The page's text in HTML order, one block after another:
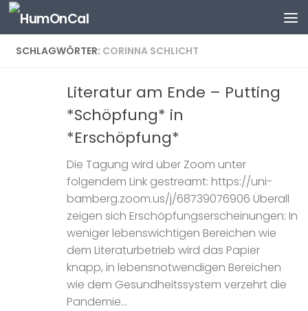
Zum Inhalt springen
SCHLAGWÖRTER: CORINNA SCHLICHT
Literatur am Ende – Putting
*Schöpfung* in
*Erschöpfung*
Die Tagung wird über Zoom unter
folgendem Link gestreamt: https://uni-
bamberg.zoom.us/j/68739076906 Überall
zeigen sich Erschöpfungserscheinungen: In
weniger lebenswichtigen Bereichen wie
dem Literaturbetrieb wird das Papier
knapp, in lebensnotwendigen Bereichen
wie dem Gesundheitssystem verzehrt die
Pandemie...